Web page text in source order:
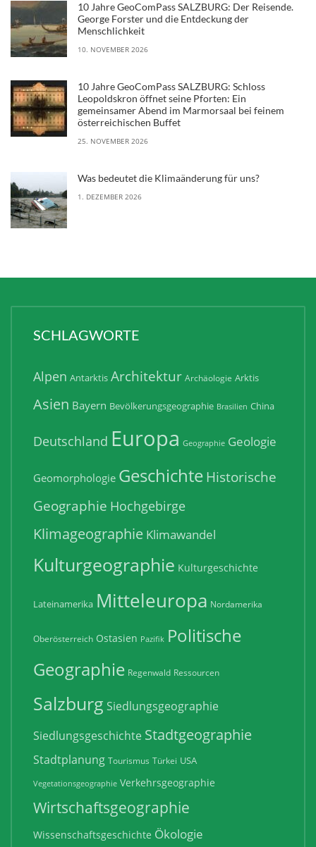
10 Jahre GeoComPass SALZBURG: Der Reisende.
George Forster und die Entdeckung der
Menschlichkeit
10. NOVEMBER 2026
10 Jahre GeoComPass SALZBURG: Schloss
Leopoldskron öffnet seine Pforten: Ein
gemeinsamer Abend im Marmorsaal bei feinem
österreichischen Buffet
25. NOVEMBER 2026
Was bedeutet die Klimaänderung für uns?
1. DEZEMBER 2026
SCHLAGWORTE
Alpen Antarktis Architektur Archäologie Arktis
Asien Bayern Bevölkerungsgeographie Brasilien China
Deutschland Europa Geographie Geologie
Geomorphologie GeschichteHistorische
Geographie Hochgebirge
Klimageographie Klimawandel
Kulturgeographie Kulturgeschichte
Lateinamerika Mitteleuropa Nordamerika
Oberösterreich Ostasien Pazifik Politische
Geographie Regenwald Ressourcen
Salzburg Siedlungsgeographie
Siedlungsgeschichte Stadtgeographie
Stadtplanung Tourismus Türkei USA
Vegetationsgeographie Verkehrsgeographie
Wirtschaftsgeographie
Wissenschaftsgeschichte Ökologie